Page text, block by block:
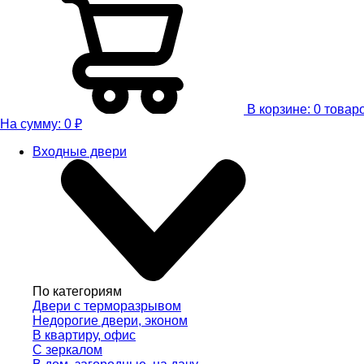
В корзине: 0
На сумму: 0 ₽
Входные двери
По категориям
Двери с терморазрывом
Недорогие двери, эконом
В квартиру, офис
С зеркалом